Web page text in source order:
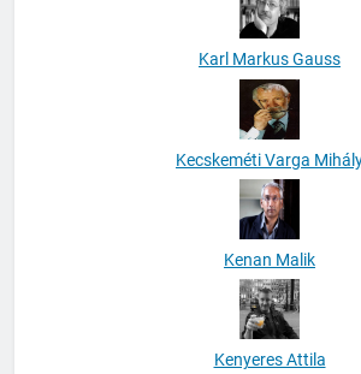
Karl Markus Gauss
Kecskeméti Varga
Kenan Malik
Kenyeres Attila